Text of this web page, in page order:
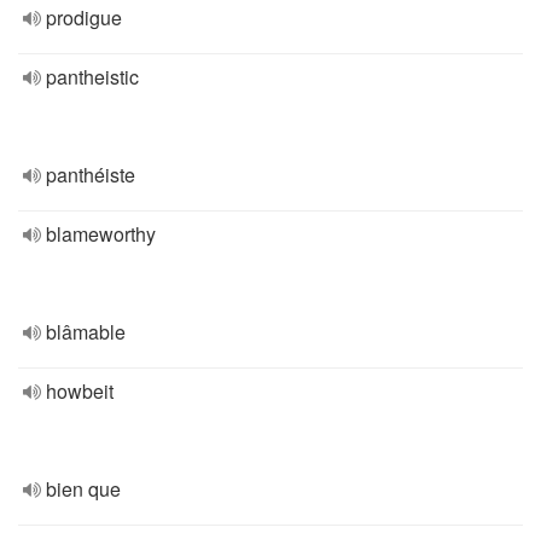
prodigue
pantheistic
panthéiste
blameworthy
blâmable
howbeit
bien que